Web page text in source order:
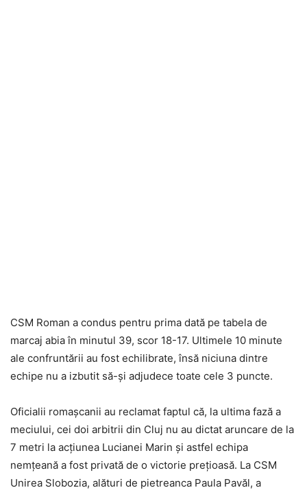
CSM Roman a condus pentru prima dată pe tabela de
marcaj abia în minutul 39, scor 18-17. Ultimele 10 minute
ale confruntării au fost echilibrate, însă niciuna dintre
echipe nu a izbutit să-şi adjudece toate cele 3 puncte.
Oficialii romaşcanii au reclamat faptul că, la ultima fază a
meciului, cei doi arbitrii din Cluj nu au dictat aruncare de la
7 metri la acţiunea Lucianei Marin şi astfel echipa
nemţeană a fost privată de o victorie preţioasă. La CSM
Unirea Slobozia, alături de pietreanca Paula Pavăl, a